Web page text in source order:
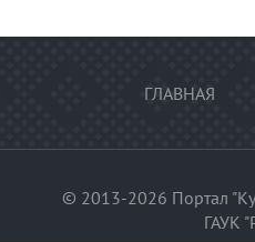
ГЛАВНАЯ
© 2013-2026 Портал
ГАУК